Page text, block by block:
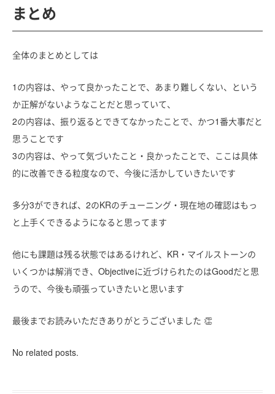
まとめ
全体のまとめとしては
1の内容は、やって良かったことで、あまり難しくない、という
か正解がないようなことだと思っていて、
2の内容は、振り返るとできてなかったことで、かつ1番大事だと
思うことです
3の内容は、やって気づいたこと・良かったことで、ここは具体
的に改善できる粒度なので、今後に活かしていきたいです
多分3ができれば、2のKRのチューニング・現在地の確認はもっ
と上手くできるようになると思ってます
他にも課題は残る状態ではあるけれど、KR・マイルストーンの
いくつかは解消でき、Objectiveに近づけられたのはGoodだと思
うので、今後も頑張っていきたいと思います
最後までお読みいただきありがとうございました 👏
No related posts.